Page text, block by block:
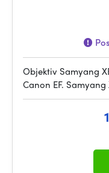
Objektiv Samyang
Canon EF. Samyang